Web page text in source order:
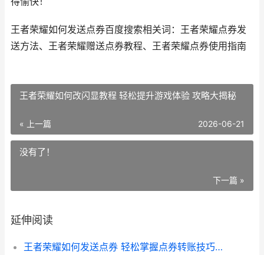
王者荣耀如何发送点券百度搜索相关词：王者荣耀点券发
送方法、王者荣耀赠送点券教程、王者荣耀点券使用指南
王者荣耀如何改闪显教程 轻松提升游戏体验 攻略大揭秘
« 上一篇 2026-06-21
没有了！
下一篇 »
延伸阅读
王者荣耀如何发送点券 轻松掌握点券转账技巧指南